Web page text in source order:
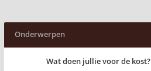
Onderwerpen
Wat doen jullie voor de kost?